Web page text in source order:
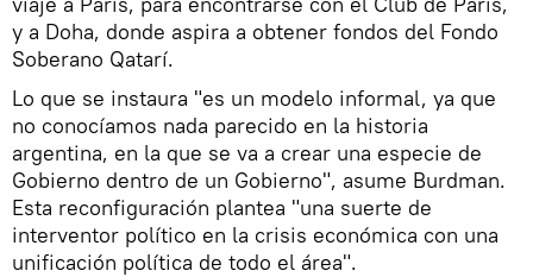
y a Doha, donde aspira a obtener fondos del Fondo
Soberano Qatarí.
Lo que se instaura "es un modelo informal, ya que
no conocíamos nada parecido en la historia
argentina, en la que se va a crear una especie de
Gobierno dentro de un Gobierno", asume Burdman.
Esta reconfiguración plantea "una suerte de
interventor político en la crisis económica con una
unificación política de todo el área".